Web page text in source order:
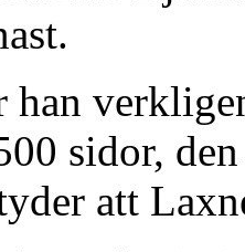
han
sidor,
att